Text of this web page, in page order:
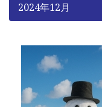
2024年12月